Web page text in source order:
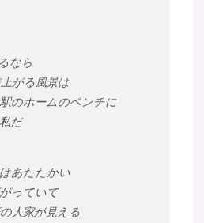
なら
がる風景は
のホームのベンチに
だ
あたたかい
っていて
人家が見える